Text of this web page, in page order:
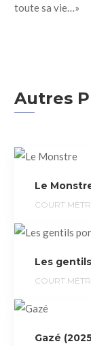
toute sa vie…»
Autres
Le
COURT
Les
COURT
Gazé